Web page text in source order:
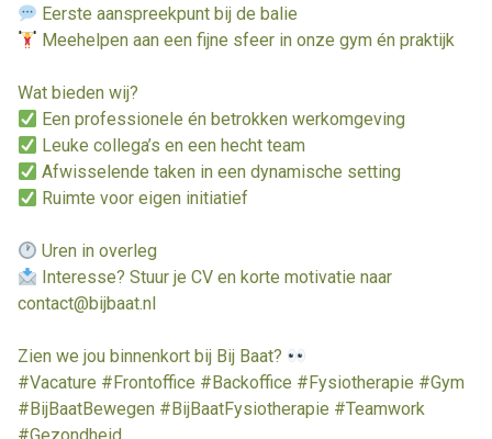
Eerste aanspreekpunt bij de balie
Meehelpen aan een fijne sfeer in onze gym én praktijk
Wat bieden wij?
Een professionele én betrokken werkomgeving
Leuke collega’s en een hecht team
Afwisselende taken in een dynamische setting
Ruimte voor eigen initiatief
Uren in overleg
Interesse? Stuur je CV en korte motivatie naar
contact@bijbaat.nl
Zien we jou binnenkort bij Bij Baat?
#Vacature #Frontoffice #Backoffice #Fysiotherapie #Gym
#BijBaatBewegen #BijBaatFysiotherapie #Teamwork